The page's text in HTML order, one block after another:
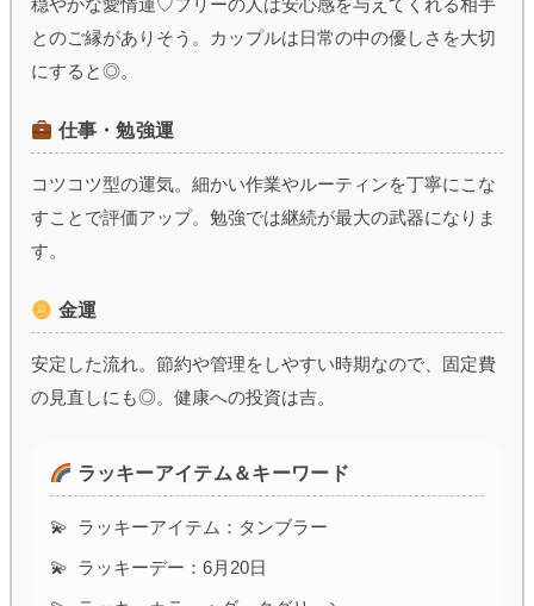
穏やかな愛情運♡フリーの人は安心感を与えてくれる相手
とのご縁がありそう。カップルは日常の中の優しさを大切
にすると◎。
仕事・勉強運
コツコツ型の運気。細かい作業やルーティンを丁寧にこな
すことで評価アップ。勉強では継続が最大の武器になりま
す。
金運
安定した流れ。節約や管理をしやすい時期なので、固定費
の見直しにも◎。健康への投資は吉。
ラッキーアイテム＆キーワード
ラッキーアイテム：タンブラー
ラッキーデー：6月20日